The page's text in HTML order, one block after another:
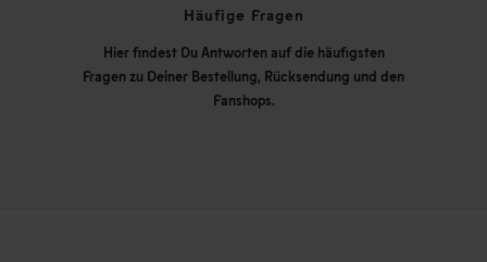
Häufige Fragen
Hier findest Du Antworten auf die häufigsten
Fragen zu Deiner Bestellung, Rücksendung und den
Fanshops.